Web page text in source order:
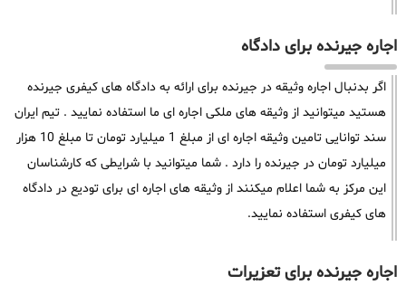
اجاره جیرنده برای دادگاه
اگر بدنبال اجاره وثیقه در جیرنده برای ارائه به دادگاه های کیفری جیرنده
هستید میتوانید از وثیقه های ملکی اجاره ای ما استفاده نمایید . تیم ایران
سند توانایی تامین وثیقه اجاره ای از مبلغ 1 میلیارد تومان تا مبلغ 10 هزار
میلیارد تومان در جیرنده را دارد . شما میتوانید با شرایطی که کارشناسان
این مرکز به شما اعلام میکنند از وثیقه های اجاره ای برای تودیع در دادگاه
های کیفری استفاده نمایید.
اجاره جیرنده برای تعزیرات